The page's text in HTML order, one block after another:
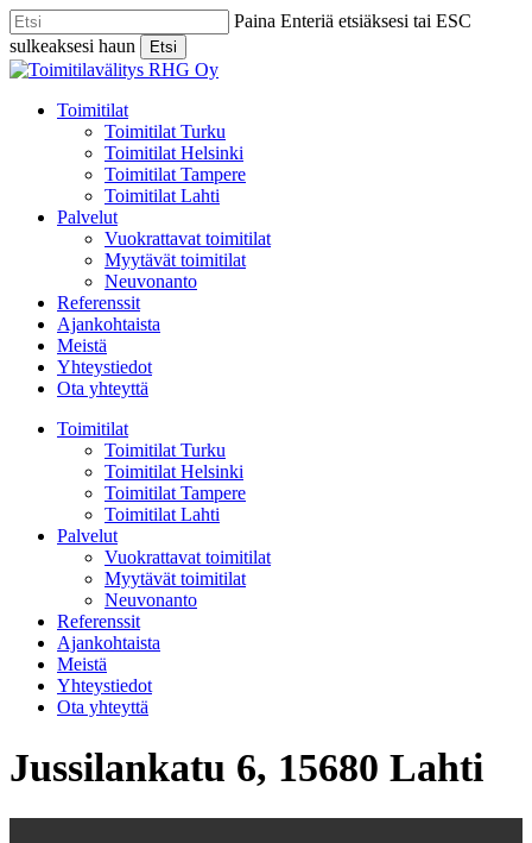
Skip
to
main
content
Paina Enteriä etsiäksesi tai ESC
sulkeaksesi haun
Etsi
Close
Menu
Toimitilat
Toimitilat Turku
Toimitilat Helsinki
Toimitilat Tampere
Toimitilat Lahti
Palvelut
Vuokrattavat toimitilat
Myytävät toimitilat
Neuvonanto
Referenssit
Ajankohtaista
Meistä
Yhteystiedot
Ota yhteyttä
Toimitilat
Toimitilat Turku
Toimitilat Helsinki
Toimitilat Tampere
Toimitilat Lahti
Palvelut
Vuokrattavat toimitilat
Myytävät toimitilat
Neuvonanto
Referenssit
Ajankohtaista
Meistä
Yhteystiedot
Ota yhteyttä
Jussilankatu 6, 15680 Lahti